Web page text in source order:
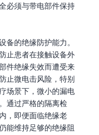
必须与带电部件保持
备的绝缘防护能力。
止患者在接触设备外
件绝缘失效而遭受来
止微电击风险，特别
场景下，微小的漏电
通过严格的隔离检
，即便面临绝缘老
能维持足够的绝缘阻